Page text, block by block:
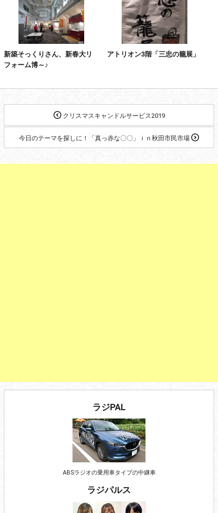
新築そっくりさん、新春大リ
フォーム博～♪
アトリオン3階「三忠の籠展」
クリスマスキャンドルサービス2019
今日のテーマを探しに！「真っ赤な〇〇」ｉｎ秋田市民市場
ラジPAL
ABSラジオの乗用車タイプの中継車
ラジパルス